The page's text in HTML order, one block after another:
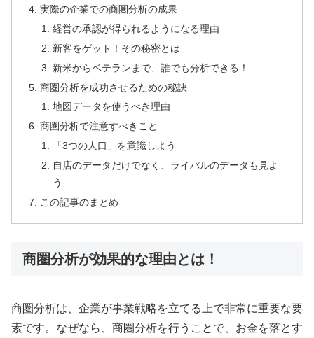
実際の企業での商圏分析の成果
経営の承認が得られるようになる理由
新客をゲット！その秘密とは
新米からベテランまで、誰でも分析できる！
商圏分析を成功させるための秘訣
地図データを使うべき理由
商圏分析で注意すべきこと
「3つの人口」を意識しよう
自店のデータだけでなく、ライバルのデータも見よ
う
この記事のまとめ
商圏分析が効果的な理由とは！
商圏分析は、企業が事業戦略を立てる上で非常に重要な要
素です。なぜなら、商圏分析を行うことで、お金を落とす